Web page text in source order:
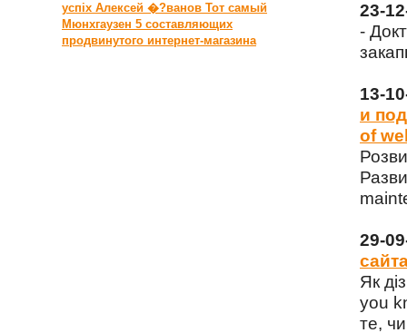
успіх Алексей �?ванов Тот самый
Мюнхгаузен ‎5 составляющих
продвинутого интернет-магазина
23-
-
13-
и
of
29-
Як
you
те,